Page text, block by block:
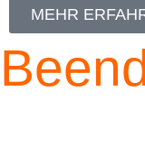
MEHR